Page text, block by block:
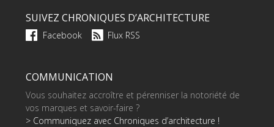
SUIVEZ CHRONIQUES D’ARCHITECTURE
Facebook Flux RSS
COMMUNICATION
Vous souhaitez accroître et pérenniser la notoriété de
vos marques et savoir-faire ?
> Communiquez avec Chroniques d’architecture !